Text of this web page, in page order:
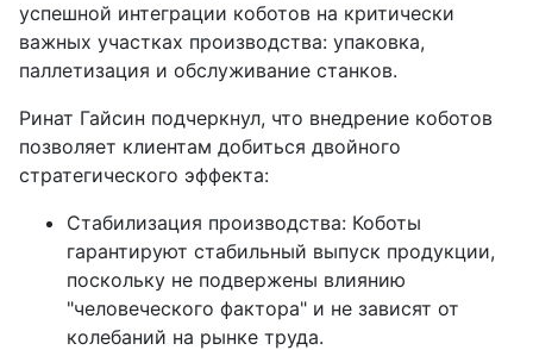
успешной интеграции коботов на критически
важных участках производства: упаковка,
паллетизация и обслуживание станков.
Ринат Гайсин подчеркнул, что внедрение коботов
позволяет клиентам добиться двойного
стратегического эффекта:
Стабилизация производства: Коботы
гарантируют стабильный выпуск продукции,
поскольку не подвержены влиянию
"человеческого фактора" и не зависят от
колебаний на рынке труда.